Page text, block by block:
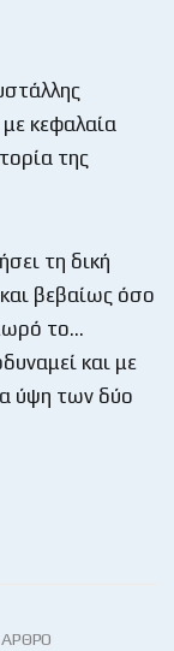
κεφαλαία
της
τη δική
βεβαίως όσο
το…
και με
ύψη των δύο